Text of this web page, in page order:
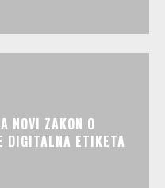
NOVI ZAKON O
DIGITALNA ETIKETA